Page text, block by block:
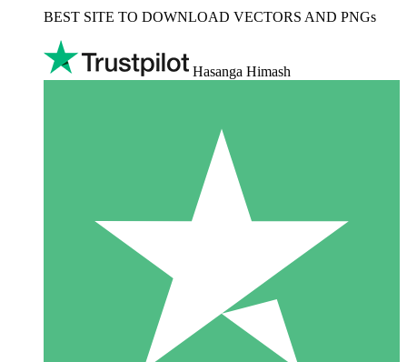
BEST SITE TO DOWNLOAD VECTORS AND PNGs
Hasanga Himash